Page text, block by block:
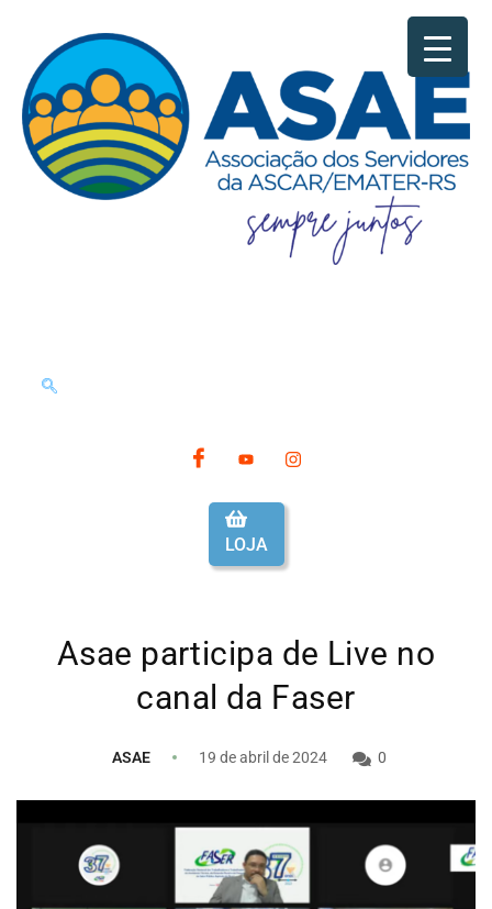
LOJA
Asae participa de Live no
canal da Faser
ASAE 19 de abril de 2024 0